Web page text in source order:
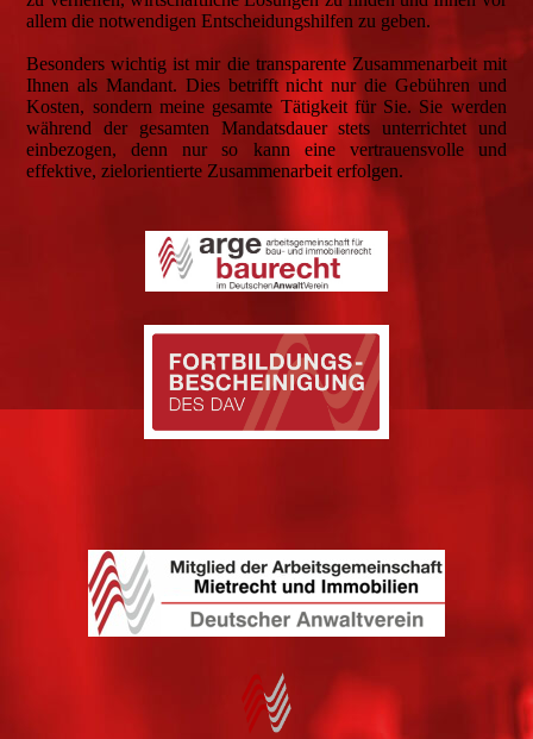
allem die notwendigen Entscheidungshilfen zu geben.
Besonders wichtig ist mir die transparente Zusammenarbeit mit
Ihnen als Mandant. Dies betrifft nicht nur die Gebühren und
Kosten, sondern meine gesamte Tätigkeit für Sie. Sie werden
während der gesamten Mandatsdauer stets unterrichtet und
einbezogen, denn nur so kann eine vertrauensvolle und
effektive, zielorientierte Zusammenarbeit erfolgen.